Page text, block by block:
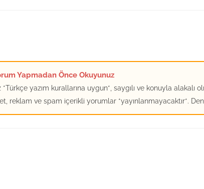
Yapmadan Önce Okuyunuz
*Türkçe yazım kurallarına uygun*, saygılı ve konuyla alakalı
reklam ve spam içerikli yorumlar *yayınlanmayacaktır*.